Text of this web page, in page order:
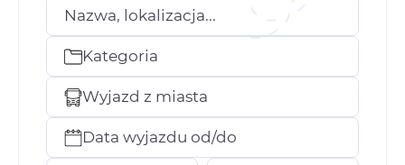
Nazwa, lokalizacja...
Kategoria
Wyjazd z miasta
Data wyjazdu od/do